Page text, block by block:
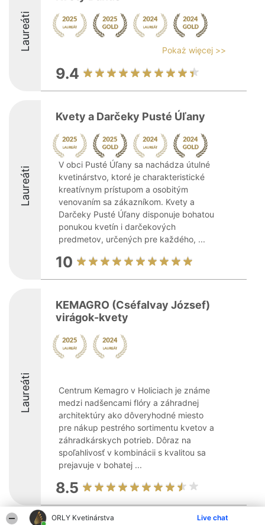
ORLY Kvetinárstva Live chat
Laureáti Pokaż więcej >>
9.4
Laureáti
Kvety a Darčeky Pusté Úľany
V obci Pusté Úľany sa nachádza útulné
kvetinárstvo, ktoré je charakteristické
kreatívnym prístupom a osobitým
venovaním sa zákazníkom. Kvety a
Darčeky Pusté Úľany disponuje bohatou
ponukou kvetín i darčekových
predmetov, určených pre každého, ...
10
Laureáti
KEMAGRO (Cséfalvay József)
virágok-kvety
Centrum Kemagro v Holiciach je známe
medzi nadšencami flóry a záhradnej
architektúry ako dôveryhodné miesto
pre nákup pestrého sortimentu kvetov a
záhradkárskych potrieb. Dôraz na
spoľahlivosť v kombinácii s kvalitou sa
prejavuje v bohatej ...
8.5